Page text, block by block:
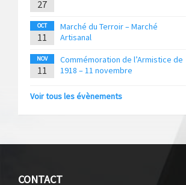
27
OCT
11
Marché du Terroir – Marché
Artisanal
NOV
11
Commémoration de l’Armistice de
1918 – 11 novembre
Voir tous les évènements
CONTACT